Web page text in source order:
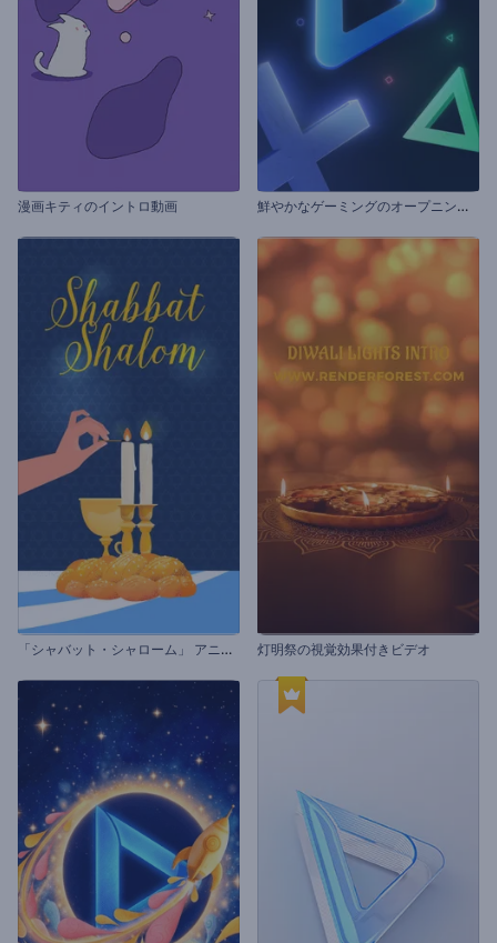
漫画キティのイントロ動画 鮮
やかなゲーミングのオープニング動画
「
シャバット・シャローム」 アニメーション 灯明祭の視覚効果付きビデオ